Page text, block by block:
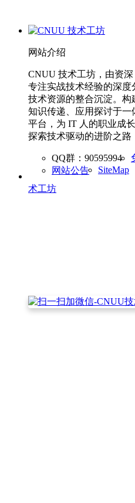
网站介绍
CNUU 技术工坊，由资深
专注实战技术经验的深度
技术资源的整合沉淀。构
知识传递、应用探讨于一
平台，为 IT 人的职业成
探索技术驱动的进阶之路
QQ群：90595994
网站公告
SiteMap
术工坊